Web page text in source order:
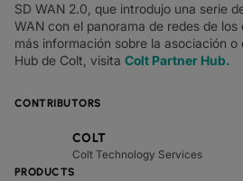
CONTRIBUTORS
COLT
Colt Technology Services
PRODUCTS
SD WAN 2.0, que introdujo una serie
WAN con el panorama de redes de
más información sobre la asociación
Hub de Colt, visita Colt Partner Hub.